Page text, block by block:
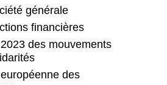
générale
financières
des mouvements
des